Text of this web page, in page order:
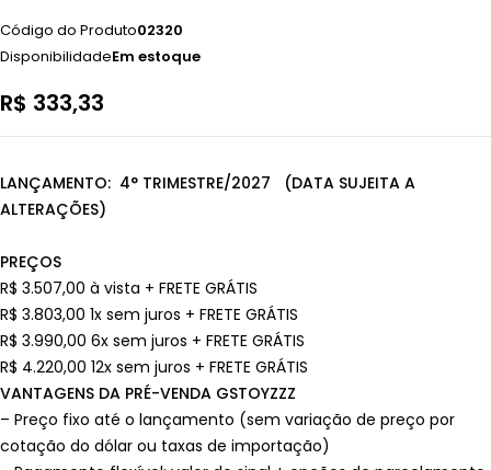
Código do Produto02320
DisponibilidadeEm estoque
R$ 333,33
LANÇAMENTO: 4° TRIMESTRE/2027 (DATA SUJEITA A
ALTERAÇÕES)
PREÇOS
R$ 3.507,00 à vista + FRETE GRÁTIS
R$ 3.803,00 1x sem juros + FRETE GRÁTIS
R$ 3.990,00 6x sem juros + FRETE GRÁTIS
R$ 4.220,00 12x sem juros + FRETE GRÁTIS
VANTAGENS DA PRÉ-VENDA GSTOYZZZ
– Preço fixo até o lançamento (sem variação de preço por
cotação do dólar ou taxas de importação)